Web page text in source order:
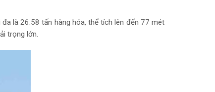
là 26.58 tấn hàng hóa, thể tích lên đến 77 mét
trọng lớn.